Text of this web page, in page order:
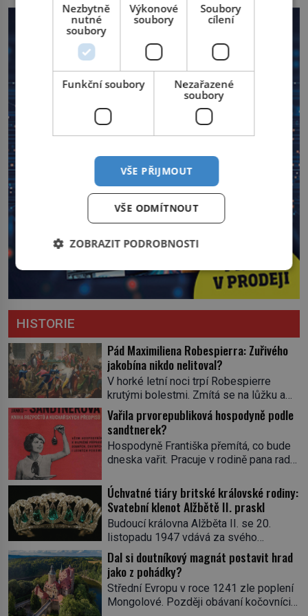
HISTORIE
Pád Maximiliena Robespierra: Zuřivého
jakobína nikdo nelitoval?
V horké letní noci trpí Robespierre
krutými bolestmi. Zmítá se na lůžku a
hlavou mu víří kolotoč myšlenek. Když
se probere z mdlob, vzpomene si na
jednu z pařížských jasnovidek, kterou
před lety navštívil. Prorokovala mu
tragický osud. Tehdy se jí vysmál.
prohlásil o něm jiný významný
francouzský revolucionář, Honoré de
Mirabeau […]
Vařila prvorepubliková hospodyně podle
sandtnerek?
Hospodyně Františka přemítá, co bude
dneska vařit. Pracuje v rodině pana rady
rychle v jedné ze „sandtnerek“.
„Zaplaťpánbůh, že už nemusíme chodit
s lístky,“ povzdechne si směrem ke
služce, kterou má v kuchyni k ruce.
Ještě v prvních letech nové republiky
fungoval kvůli nedostatku zboží
přídělový systém. […]
Úchvatné tiáry britské královské rodiny:
Svatební klenot Alžbětě II. praskl
Budoucí královna Alžběta II. se 20.
listopadu 1947 vdává za svého
vyvoleného Filipa Mountbattena. Aby
měla na obřad ve Westminsteru podle
tradice „něco vypůjčeného“, její matka jí
věnuje jedinečný šperk ze své
soukromé kolekce – diamantovou tiáru
Dal si doutníkový magnát postavit hrad
jako z pohádky?
Střední Evropu v roce 1241 zle poplení
Mongolové. Později obávaní kočovníci
Nezbytně
nutné
soubory
Výkonové
soubory
Soubory
cílení
Funkční soubory
Nezařazené
soubory
VŠE PŘIJMOUT
VŠE ODMÍTNOUT
ZOBRAZIT PODROBNOSTI